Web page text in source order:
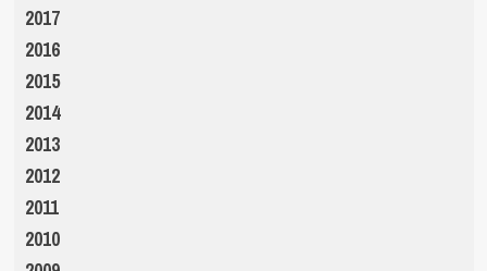
2017
2016
2015
2014
2013
2012
2011
2010